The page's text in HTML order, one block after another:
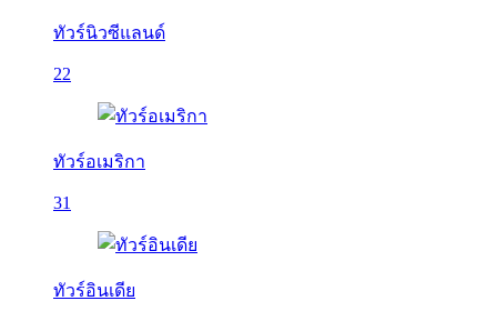
ทัวร์นิวซีแลนด์
22
ทัวร์อเมริกา
31
ทัวร์อินเดีย